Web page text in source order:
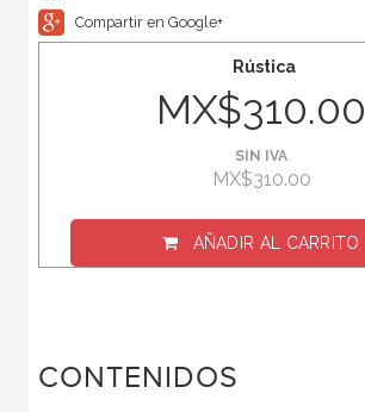
Compartir en Google+
Rústica
MX$310.00
SIN IVA
MX$310.00
AÑADIR AL CARRITO
CONTENIDOS